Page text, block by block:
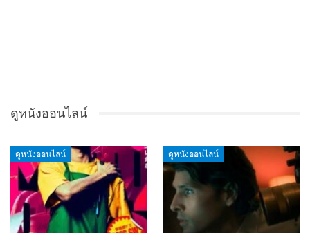
ดูหนังออนไลน์
ดูหนังออนไลน์ ดูหนังออนไลน์